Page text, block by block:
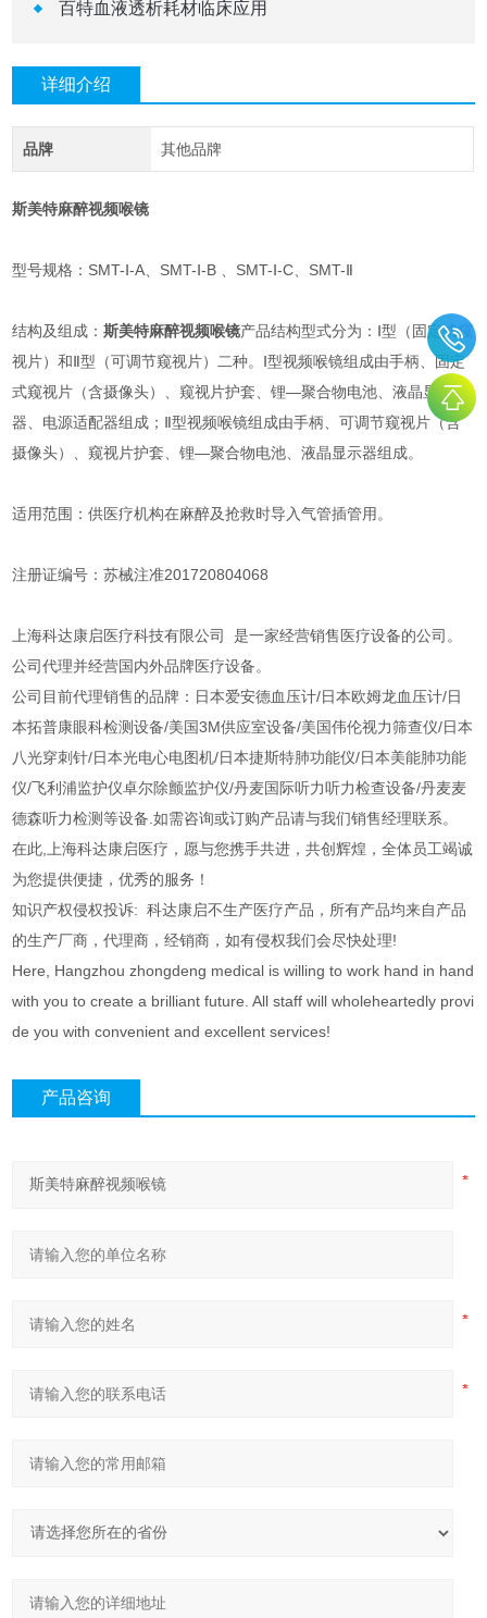
百特血液透析耗材临床应用
详细介绍
品牌 其他品牌
斯美特麻醉视频喉镜
型号规格：SMT-Ⅰ-A、SMT-Ⅰ-B 、SMT-Ⅰ-C、SMT-Ⅱ
结构及组成：斯美特麻醉视频喉镜产品结构型式分为：Ⅰ型（固定式窥
视片）和Ⅱ型（可调节窥视片）二种。Ⅰ型视频喉镜组成由手柄、固定
式窥视片（含摄像头）、窥视片护套、锂—聚合物电池、液晶显示
器、电源适配器组成；Ⅱ型视频喉镜组成由手柄、可调节窥视片（含
摄像头）、窥视片护套、锂—聚合物电池、液晶显示器组成。
适用范围：供医疗机构在麻醉及抢救时导入气管插管用。
注册证编号：苏械注准201720804068
上海科达康启医疗科技有限公司 是一家经营销售医疗设备的公司。
公司代理并经营国内外品牌医疗设备。
公司目前代理销售的品牌：日本爱安德血压计/日本欧姆龙血压计/日
本拓普康眼科检测设备/美国3M供应室设备/美国伟伦视力筛查仪/日本
八光穿刺针/日本光电心电图机/日本捷斯特肺功能仪/日本美能肺功能
仪/飞利浦监护仪卓尔除颤监护仪/丹麦国际听力听力检查设备/丹麦麦
德森听力检测等设备.如需咨询或订购产品请与我们销售经理联系。
在此,上海科达康启医疗，愿与您携手共进，共创辉煌，全体员工竭诚
为您提供便捷，优秀的服务！
知识产权侵权投诉: 科达康启不生产医疗产品，所有产品均来自产品
的生产厂商，代理商，经销商，如有侵权我们会尽快处理!
Here, Hangzhou zhongdeng medical is willing to work hand in hand
with you to create a brilliant future. All staff will wholeheartedly provi
de you with convenient and excellent services!
产品咨询